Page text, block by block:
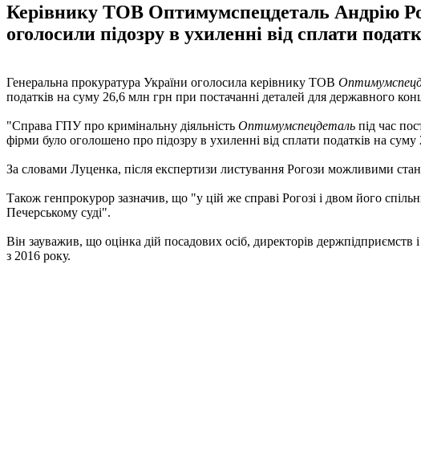
Керівнику ТОВ Оптимумспецдеталь Андрію
оголосили підозру в ухиленні від сплати
Генеральна прокуратура України оголосила керівнику ТОВ
податків на суму 26,6 млн грн при постачанні деталей для державного
"Справа ГПУ про кримінальну діяльність Оптимумспецдеталь під час
фірми було оголошено про підозру в ухиленні від сплати податків на
За словами Луценка, після експертизи листування Рогози можливими
Також генпрокурор зазначив, що "у цій же справі Рогозі і двом його
Печерському суді".
Він зауважив, що оцінка дій посадових осіб, директорів
з 2016 року.